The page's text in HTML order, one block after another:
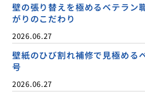
壁の張り替えを極めるベテラン
がりのこだわり
2026.06.27
壁紙のひび割れ補修で見極める
号
2026.06.27